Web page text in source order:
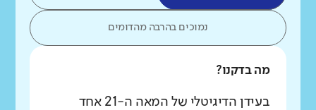
נמוכים בהרבה מהדומים
מה בדקנו?
בעידן הדיגיטלי של המאה ה-21 אחד